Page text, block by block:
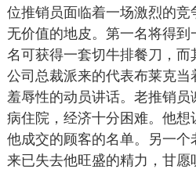
位推销员面临着一场激烈的竞
无价值的地皮。第一名将得到
名可获得一套切牛排餐刀，而
公司总裁派来的代表布莱克当
羞辱性的动员讲话。老推销员
病住院，经济十分困难。他
他成交的顾客的名单。另一个
来已失去他旺盛的精力，甘愿